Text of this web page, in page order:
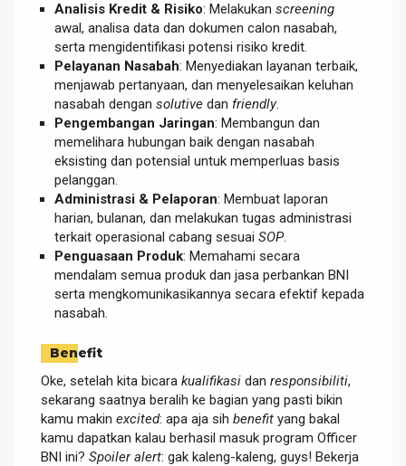
Analisis Kredit & Risiko: Melakukan screening
awal, analisa data dan dokumen calon nasabah,
serta mengidentifikasi potensi risiko kredit.
Pelayanan Nasabah: Menyediakan layanan terbaik,
menjawab pertanyaan, dan menyelesaikan keluhan
nasabah dengan solutive dan friendly.
Pengembangan Jaringan: Membangun dan
memelihara hubungan baik dengan nasabah
eksisting dan potensial untuk memperluas basis
pelanggan.
Administrasi & Pelaporan: Membuat laporan
harian, bulanan, dan melakukan tugas administrasi
terkait operasional cabang sesuai SOP.
Penguasaan Produk: Memahami secara
mendalam semua produk dan jasa perbankan BNI
serta mengkomunikasikannya secara efektif kepada
nasabah.
Benefit
Oke, setelah kita bicara kualifikasi dan responsibiliti,
sekarang saatnya beralih ke bagian yang pasti bikin
kamu makin excited: apa aja sih benefit yang bakal
kamu dapatkan kalau berhasil masuk program Officer
BNI ini? Spoiler alert: gak kaleng-kaleng, guys! Bekerja